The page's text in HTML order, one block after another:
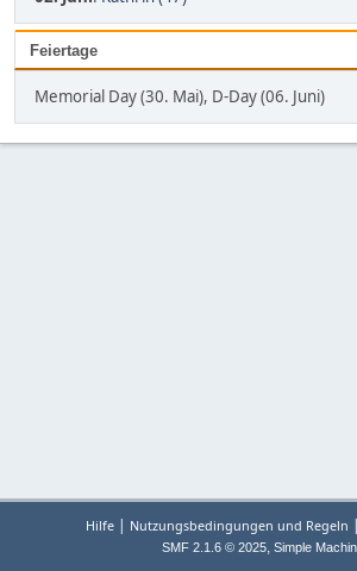
Feiertage
Memorial Day (30. Mai), D-Day (06. Juni)
Hilfe | Nutzungsbedingungen und Regeln |
SMF 2.1.6 © 2025, Simple